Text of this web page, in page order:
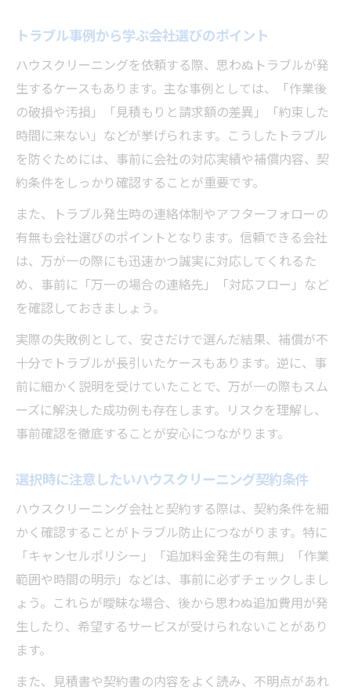
トラブル事例から学ぶ会社選びのポイント
ハウスクリーニングを依頼する際、思わぬトラブルが発
生するケースもあります。主な事例としては、「作業後
の破損や汚損」「見積もりと請求額の差異」「約束した
時間に来ない」などが挙げられます。こうしたトラブル
を防ぐためには、事前に会社の対応実績や補償内容、契
約条件をしっかり確認することが重要です。
また、トラブル発生時の連絡体制やアフターフォローの
有無も会社選びのポイントとなります。信頼できる会社
は、万が一の際にも迅速かつ誠実に対応してくれるた
め、事前に「万一の場合の連絡先」「対応フロー」など
を確認しておきましょう。
実際の失敗例として、安さだけで選んだ結果、補償が不
十分でトラブルが長引いたケースもあります。逆に、事
前に細かく説明を受けていたことで、万が一の際もスム
ーズに解決した成功例も存在します。リスクを理解し、
事前確認を徹底することが安心につながります。
選択時に注意したいハウスクリーニング契約条件
ハウスクリーニング会社と契約する際は、契約条件を細
かく確認することがトラブル防止につながります。特に
「キャンセルポリシー」「追加料金発生の有無」「作業
範囲や時間の明示」などは、事前に必ずチェックしまし
ょう。これらが曖昧な場合、後から思わぬ追加費用が発
生したり、希望するサービスが受けられないことがあり
ます。
また、見積書や契約書の内容をよく読み、不明点があれ